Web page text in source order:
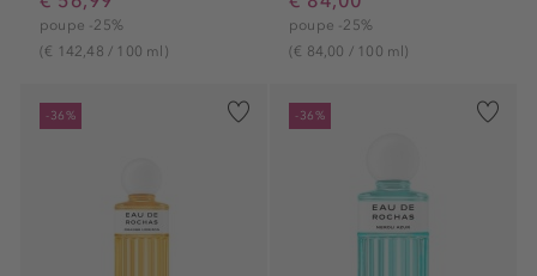
poupe -25%
(€ 142,48 / 100 ml)
poupe -25%
(€ 84,00 / 100 ml)
-36% -36%